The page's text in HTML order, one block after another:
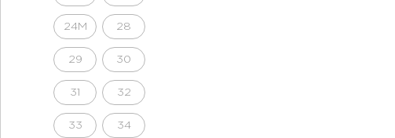
24M 28
29 30
31 32
33 34